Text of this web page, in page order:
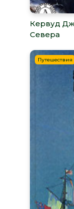
Кервуд
Севера
Путешествия